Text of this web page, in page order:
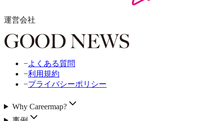
運営会社
−よくある質問
−利用規約
−プライバシーポリシー
Why Careermap?